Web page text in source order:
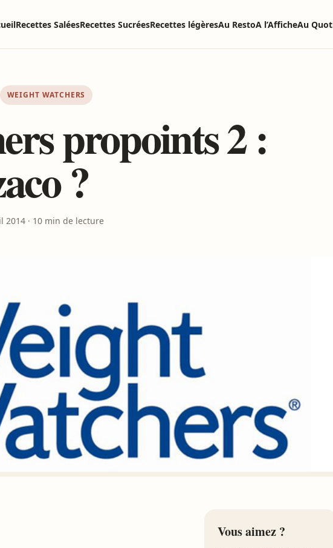
Recettes SaléesRecettes SucréesRecettes légèresAu RestoA l’AfficheAu
WEIGHT WATCHERS
propoints 2 :
?
2014 · 10 min de lecture
Vous aimez ?